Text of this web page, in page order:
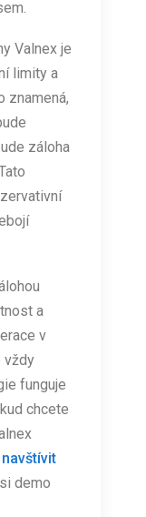
Valnex je
limity a
znamená,
záloha
a
v
vždy
funguje
chcete
navštívit
demo